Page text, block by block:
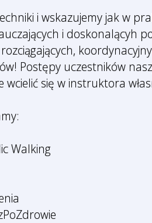
i wskazujemy jak w
i doskonalącyh
Postępy uczestników
wcielić się w instruktora
Walking